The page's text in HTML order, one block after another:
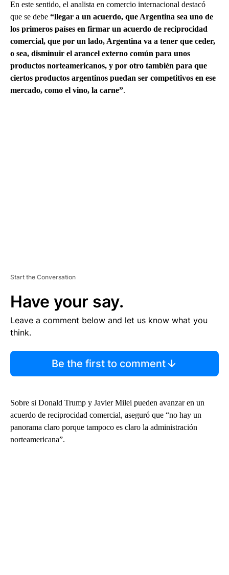
En este sentido, el analista en comercio internacional destacó
que se debe “llegar a un acuerdo, que Argentina sea uno de
los primeros países en firmar un acuerdo de reciprocidad
comercial, que por un lado, Argentina va a tener que ceder,
o sea, disminuir el arancel externo común para unos
productos norteamericanos, y por otro también para que
ciertos productos argentinos puedan ser competitivos en ese
mercado, como el vino, la carne”.
Start the Conversation
Have your say.
Leave a comment below and let us know what you
think.
Be the first to comment
Sobre si Donald Trump y Javier Milei pueden avanzar en un
acuerdo de reciprocidad comercial, aseguró que “no hay un
panorama claro porque tampoco es claro la administración
norteamericana”.